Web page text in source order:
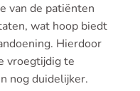
van de patiënten
wat hoop biedt
Hierdoor
vroegtijdig te
nog duidelijker.